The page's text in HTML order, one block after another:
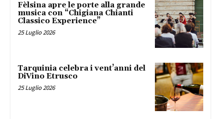
Fèlsina apre le porte alla grande
musica con “Chigiana Chianti
Classico Experience”
25 Luglio 2026
Tarquinia celebra i vent’anni del
DiVino Etrusco
25 Luglio 2026